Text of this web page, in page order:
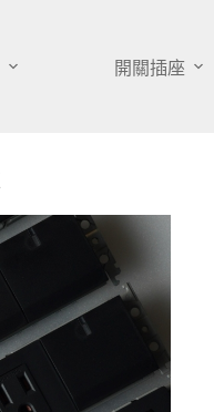
開關插座